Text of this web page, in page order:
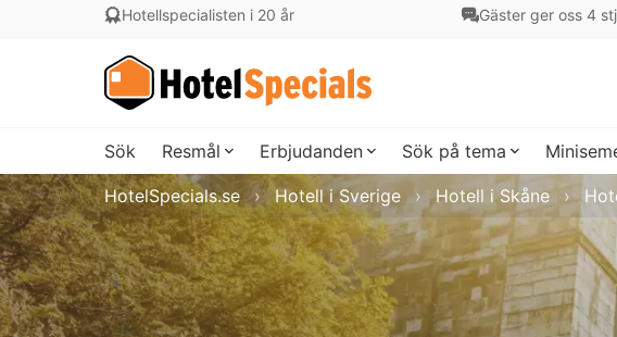
Hotellspecialisten i 20 år Gäster ger oss 4
Sök Resmål Erbjudanden Sök på tema
HotelSpecials.se Hotell i Sverige Hotell i Skåne